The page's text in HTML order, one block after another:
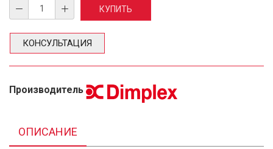
КОНСУЛЬТАЦИЯ
Производитель
ОПИСАНИЕ